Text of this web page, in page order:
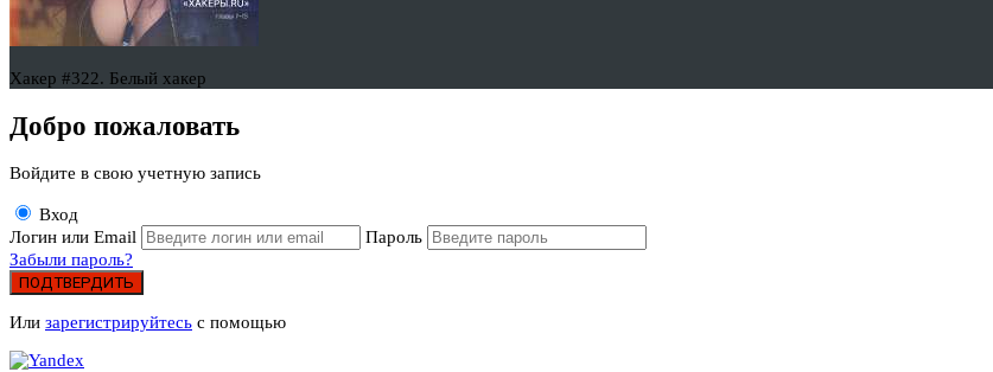
Хакер #322. Белый хакер
Добро пожаловать
Войдите в свою учетную запись
Вход
Логин или Email
Пароль
Забыли пароль?
ПОДТВЕРДИТЬ
Или зарегистрируйтесь с помощью